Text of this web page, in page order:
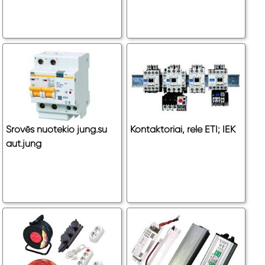
Srovēs nuotekio jung.su
aut.jung
Kontaktoriai, rele ETI; IEK